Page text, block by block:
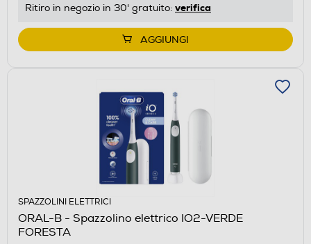
Ritiro in negozio in 30' gratuito: verifica
AGGIUNGI
SPAZZOLINI ELETTRICI
ORAL-B - Spazzolino elettrico IO2-VERDE
FORESTA